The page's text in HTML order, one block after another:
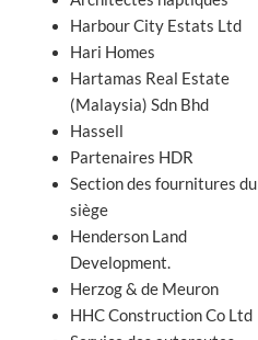
Harbour City Estats Ltd
Hari Homes
Hartamas Real Estate
(Malaysia) Sdn Bhd
Hassell
Partenaires HDR
Section des fournitures du
siège
Henderson Land
Development.
Herzog & de Meuron
HHC Construction Co Ltd